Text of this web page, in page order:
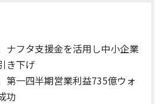
ナフタ支援金を活用し中小企業
き下げ
第一四半期営業利益735億ウォ
功